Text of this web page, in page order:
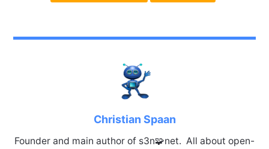
Christian Spaan
Founder and main author of s3n🧩net. All about open-